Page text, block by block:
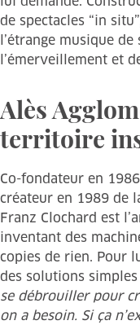
de spectacles “in
l’étrange musique
l’émerveillement et
Alès
territoire
Co-fondateur en
créateur en 1989 de
Franz Clochard est
inventant des
copies de rien. Pour
des solutions
se débrouiller pour
on a besoin. Si ça